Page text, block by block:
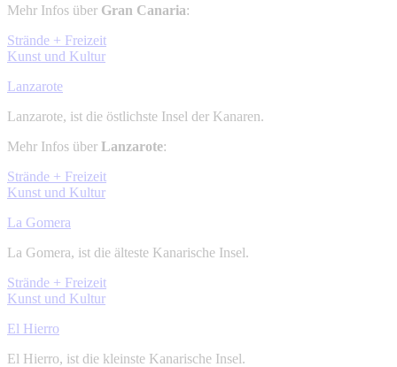
Mehr Infos über Gran Canaria:
Strände + Freizeit
Kunst und Kultur
Lanzarote
Lanzarote, ist die östlichste Insel der Kanaren.
Mehr Infos über Lanzarote:
Strände + Freizeit
Kunst und Kultur
La Gomera
La Gomera, ist die älteste Kanarische Insel.
Strände + Freizeit
Kunst und Kultur
El Hierro
El Hierro, ist die kleinste Kanarische Insel.